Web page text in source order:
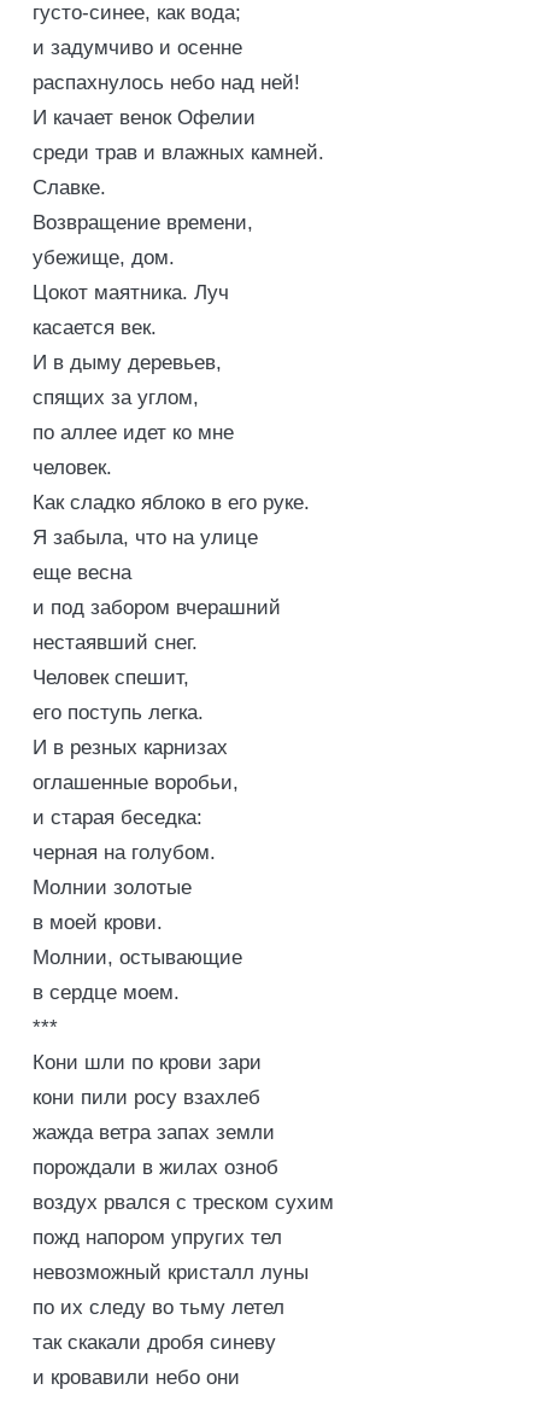
густо-синее, как вода;
и задумчиво и осенне
распахнулось небо над ней!
И качает венок Офелии
среди трав и влажных камней.
Славке.
Возвращение времени,
убежище, дом.
Цокот маятника. Луч
касается век.
И в дыму деревьев,
спящих за углом,
по аллее идет ко мне
человек.
Как сладко яблоко в его руке.
Я забыла, что на улице
еще весна
и под забором вчерашний
нестаявший снег.
Человек спешит,
его поступь легка.
И в резных карнизах
оглашенные воробьи,
и старая беседка:
черная на голубом.
Молнии золотые
в моей крови.
Молнии, остывающие
в сердце моем.
***
Кони шли по крови зари
кони пили росу взахлеб
жажда ветра запах земли
порождали в жилах озноб
воздух рвался с треском сухим
пожд напором упругих тел
невозможный кристалл луны
по их следу во тьму летел
так скакали дробя синеву
и кровавили небо они